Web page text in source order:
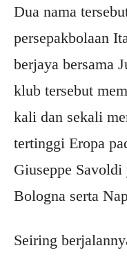
Dua nama
persepakbolaan
berjaya bersama
klub tersebut
kali dan sekali
tertinggi Eropa
Giuseppe Savoldi
Bologna serta
Seiring